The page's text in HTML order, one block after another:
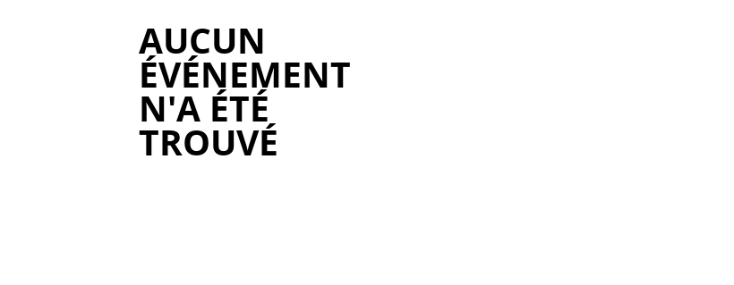
AUCUN
ÉVÉNEMENT
N'A ÉTÉ
TROUVÉ